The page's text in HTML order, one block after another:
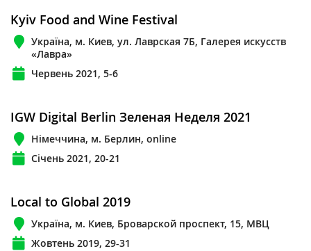
Kyiv Food and Wine Festival
Україна, м. Киев, ул. Лаврская 7Б, Галерея искусств
«Лавра»
Червень 2021, 5-6
IGW Digital Berlin Зеленая Неделя 2021
Німеччина, м. Берлин, online
Січень 2021, 20-21
Local to Global 2019
Україна, м. Киев, Броварской проспект, 15, МВЦ
Жовтень 2019, 29-31